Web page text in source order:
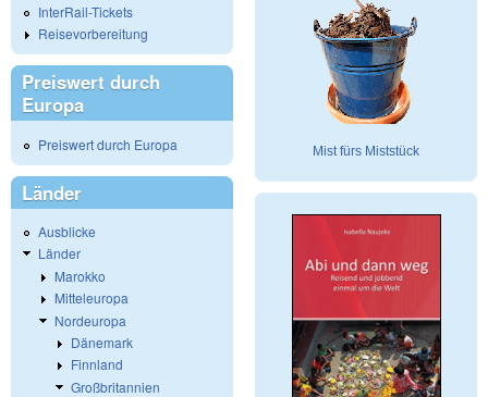
InterRail-Tickets
Reisevorbereitung
Preiswert durch
Europa
Preiswert durch Europa
Länder
Ausblicke
Länder
Marokko
Mitteleuropa
Nordeuropa
Dänemark
Finnland
Großbritannien
Mist fürs Miststück